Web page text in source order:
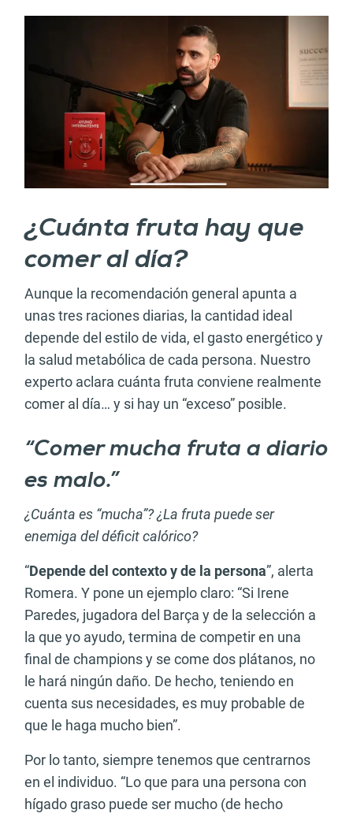
¿Cuánta fruta hay que
comer al día?
Aunque la recomendación general apunta a
unas tres raciones diarias, la cantidad ideal
depende del estilo de vida, el gasto energético y
la salud metabólica de cada persona. Nuestro
experto aclara cuánta fruta conviene realmente
comer al día… y si hay un “exceso” posible.
“Comer mucha fruta a diario
es malo.”
¿Cuánta es “mucha”? ¿La fruta puede ser
enemiga del déficit calórico?
“Depende del contexto y de la persona”, alerta
Romera. Y pone un ejemplo claro: “Si Irene
Paredes, jugadora del Barça y de la selección a
la que yo ayudo, termina de competir en una
final de champions y se come dos plátanos, no
le hará ningún daño. De hecho, teniendo en
cuenta sus necesidades, es muy probable de
que le haga mucho bien”.
Por lo tanto, siempre tenemos que centrarnos
en el individuo. “Lo que para una persona con
hígado graso puede ser mucho (de hecho